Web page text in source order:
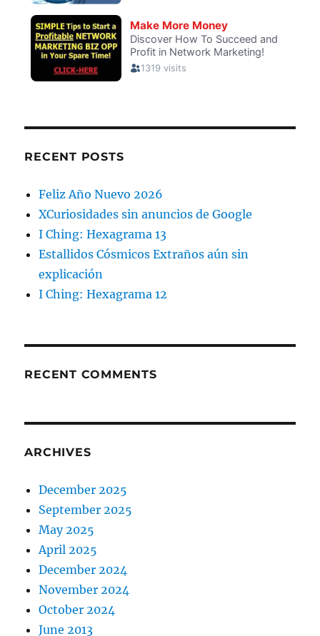
RECENT POSTS
Feliz Año Nuevo 2026
XCuriosidades sin anuncios de Google
I Ching: Hexagrama 13
Estallidos Cósmicos Extraños aún sin
explicación
I Ching: Hexagrama 12
RECENT COMMENTS
ARCHIVES
December 2025
September 2025
May 2025
April 2025
December 2024
November 2024
October 2024
June 2013